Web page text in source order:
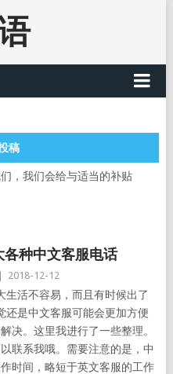
稿
，我们会给与适当的补贴
各种中文客服电话
2018-12-12
生活不容易，而且有时候出了
还是中文客服可能会更加方便
决。这里我进行了一些整理。
联系我哦。需要注意的是，中
时间，略短于英文客服的工作